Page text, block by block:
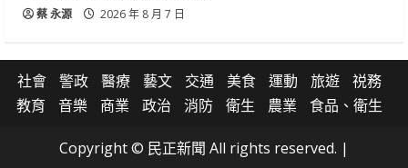
蔡 永源 2026 年 8 月 7 日
社會 警政 醫療 藝文 交通 美食 運動 旅遊
祱務
教育
音樂 商業 政治 消防 衛生 農業 食品、衛生
Copyright © 民正新聞 All rights reserved. |